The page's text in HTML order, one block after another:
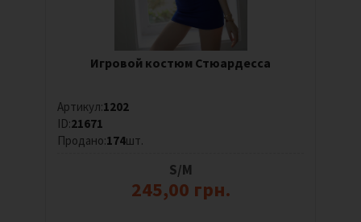
Игровой костюм Стюардесса
Артикул:1202
ID:21671
Продано:174шт.
S/M
245,00 грн.